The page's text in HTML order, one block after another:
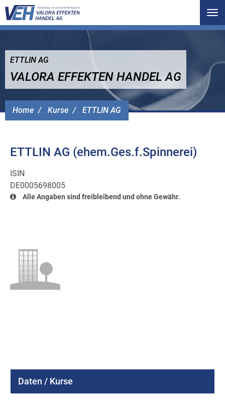
Home Kurse ETTLIN AG
ETTLIN AG
VALORA EFFEKTEN HANDEL AG
ETTLIN AG (ehem.Ges.f.Spinnerei)
ISIN
DE0005698005
Alle Angaben sind freibleibend und ohne Gewähr.
Daten / Kurse